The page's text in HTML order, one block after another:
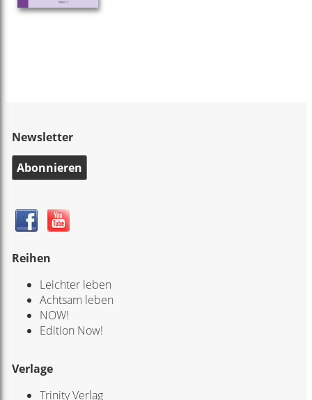
Newsletter
Abonnieren
Reihen
Leichter leben
Achtsam leben
NOW!
Edition Now!
Verlage
Trinity Verlag